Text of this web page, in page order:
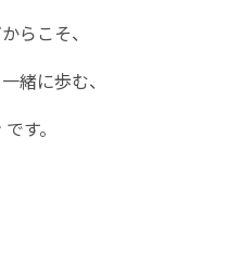
らこそ、
緒に歩む、
す。